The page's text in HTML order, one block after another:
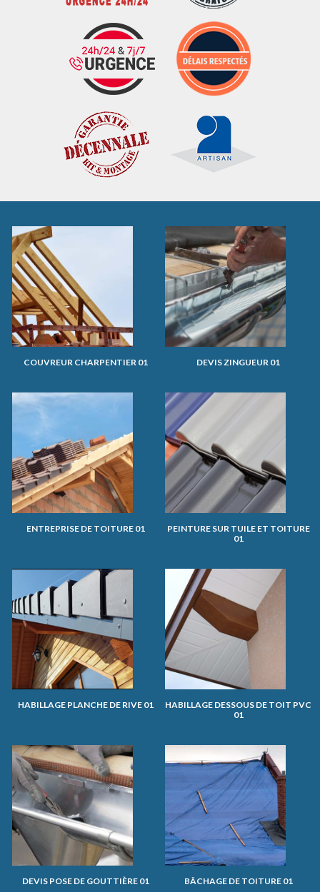
COUVREUR CHARPENTIER 01 DEVIS ZINGUEUR 01
ENTREPRISE DE TOITURE 01
PEINTURE SUR TUILE ET TOITURE
01
HABILLAGE PLANCHE DE RIVE 01
HABILLAGE DESSOUS DE TOIT PVC
01
DEVIS POSE DE GOUTTIÈRE 01 BÂCHAGE DE TOITURE 01